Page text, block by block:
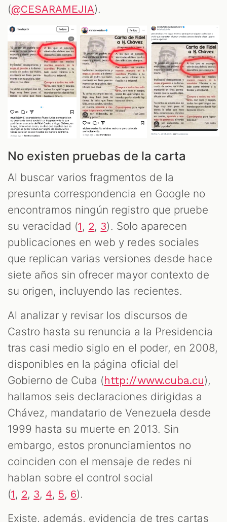
(@CESARAMEJIA).
No existen pruebas de la carta
Al buscar varios fragmentos de la
presunta correspondencia en Google no
encontramos ningún registro que pruebe
su veracidad (1, 2, 3). Solo aparecen
publicaciones en web y redes sociales
que replican varias versiones desde hace
siete años sin ofrecer mayor contexto de
su origen, incluyendo las recientes.
Al analizar y revisar los discursos de
Castro hasta su renuncia a la Presidencia
tras casi medio siglo en el poder, en 2008,
disponibles en la página oficial del
Gobierno de Cuba (http://www.cuba.cu),
hallamos seis declaraciones dirigidas a
Chávez, mandatario de Venezuela desde
1999 hasta su muerte en 2013. Sin
embargo, estos pronunciamientos no
coinciden con el mensaje de redes ni
hablan sobre el control social
(1, 2, 3, 4, 5, 6).
Existe, además, evidencia de tres cartas